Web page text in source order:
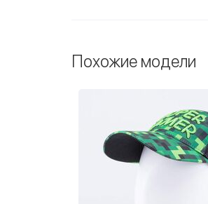
Похожие модели